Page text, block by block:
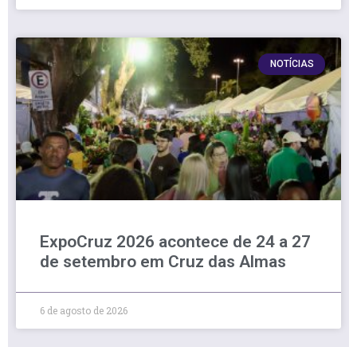
NOTÍCIAS
ExpoCruz 2026 acontece de 24 a 27
de setembro em Cruz das Almas
6 de agosto de 2026